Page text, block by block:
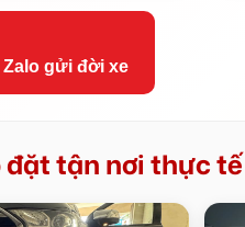
Zalo gửi đời xe
đặt tận nơi thực tế